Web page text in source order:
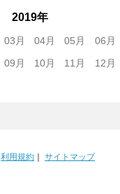
2019年
03月 04月 05月
06月
09月 10月 11月 12月
利用規約 サイトマップ